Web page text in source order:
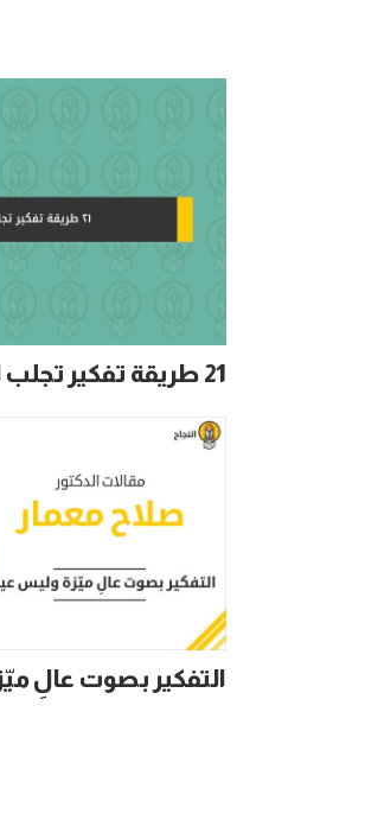
21 طريقة تفكير تجلب الثراء
التفكير بصوت عالِ